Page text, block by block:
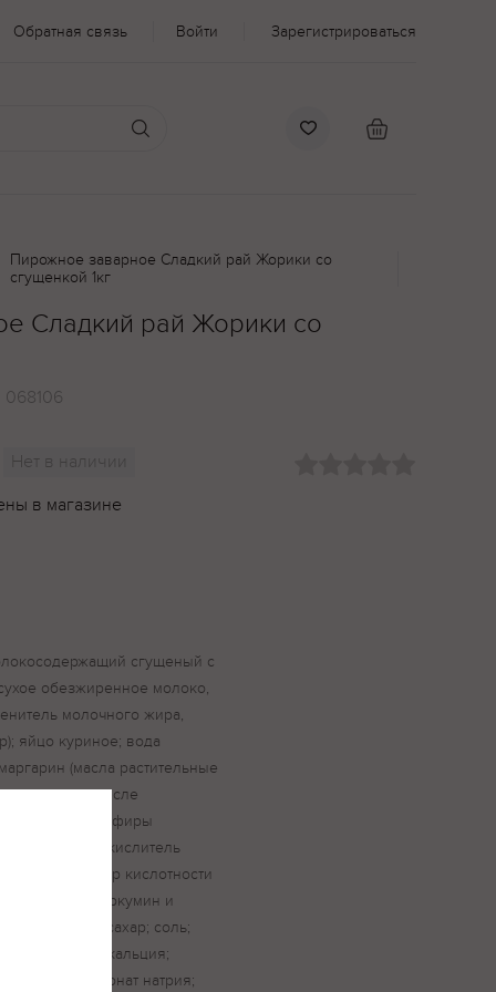
Обратная связь Войти Зарегистрироваться
Пирожное заварное Сладкий рай Жорики со
сгущенкой 1кг
Сладкий рай Жорики со
068106
Нет в наличии
в магазине
сгущеный с
обезжиренное молоко,
молочного жира,
яйцо куриное; вода
(масла растительные
в том числе
эмульгаторы эфиры
соль, антиокислитель
регулятор кислотности
красители куркумин и
глицерин; сахар; соль;
пропионат кальция;
гидрокарбонат натрия;